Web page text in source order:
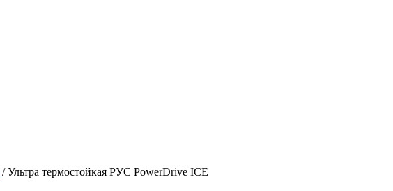
/Ультра термостойкая РУС PowerDrive ICE